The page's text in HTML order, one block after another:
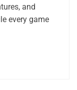
and
every game